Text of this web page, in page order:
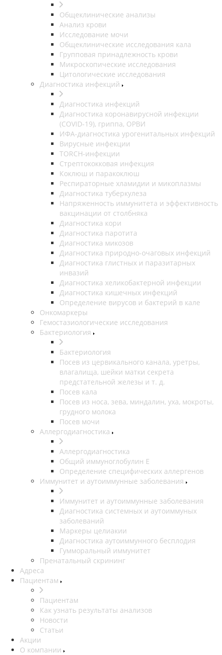
Общеклинические анализы
Анализ крови
Исследование мочи
Общеклинические исследования кала
Групповая принадлежность крови
Микроскопические исследования
Цитологические исследования
Диагностика инфекций
Диагностика инфекций
Диагностика коронавирусной инфекции
(COVID-19), гриппа, ОРВИ
ИФА-диагностика урогенитальных инфекций
Вирусные инфекции
TORCH-инфекции
Стрептококковая инфекция
Коклюш и паракоклюш
Респираторные хламидии и микоплазмы
Диагностика туберкулеза
Напряженность иммунитета и эффективность
вакцинации от столбняка
Диагностика кори
Диагностика паротита
Диагностика микозов
Диагностика природно-очаговых инфекций
Диагностика глистных и паразитарных
инвазий
Диагностика хеликобактерной инфекции
Диагностика кишечных инфекций
Определение вирусов и бактерий в кале
Онкомаркеры
Гемостазиологические исследования
Бактериология
Бактериология
Посев из цервикального канала, уретры,
влагалища, шейки матки секрета
предстательной железы и т. д.
Посев кала
Посев из носа, зева, миндалин, уха, мокроты,
грудного молока
Посев мочи
Аллергодиагностика
Аллергодиагностика
Общий иммуноглобулин Е
Определение специфических аллергенов
Иммунитет и аутоиммунные заболевания
Иммунитет и аутоиммунные заболевания
Диагностика системных и аутоиммуных
заболеваний
Маркеры целиакии
Диагностика аутоиммунного бесплодия
Гумморальный иммунитет
Пренатальный скрининг
Адреса
Пациентам
Пациентам
Как узнать результаты анализов
Новости
Статьи
Акции
О компании